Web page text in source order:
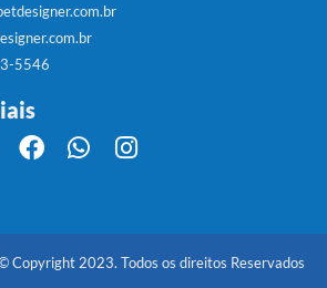
5546
Copyright 2023. Todos os direitos Reservados